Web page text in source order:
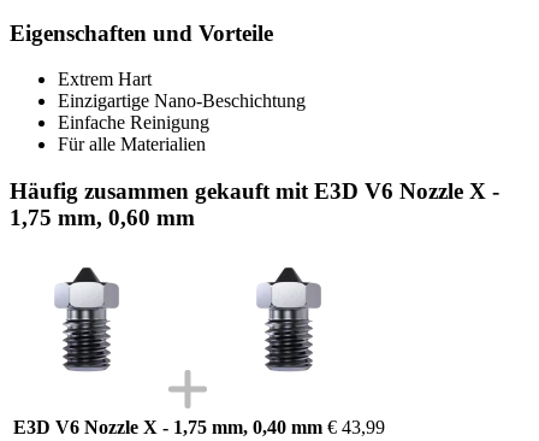
Eigenschaften und Vorteile
Extrem Hart
Einzigartige Nano-Beschichtung
Einfache Reinigung
Für alle Materialien
Häufig zusammen gekauft mit E3D V6 Nozzle X -
1,75 mm, 0,60 mm
E3D V6 Nozzle X - 1,75 mm, 0,40 mm € 43,99